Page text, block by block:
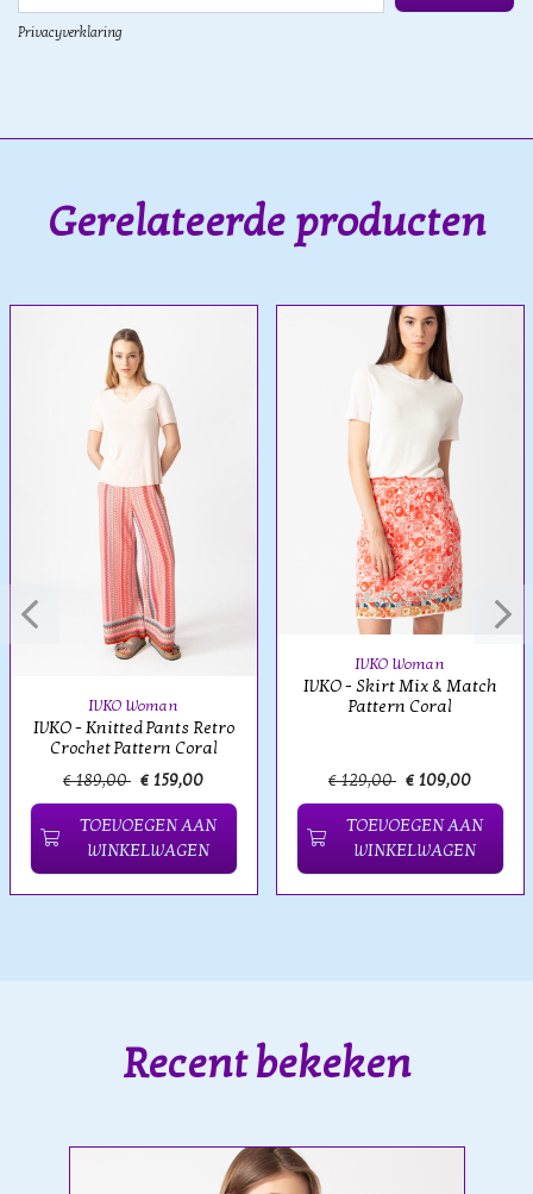
Privacyverklaring
Gerelateerde producten
IVKO Woman
IVKO - Knitted Pants Retro
Crochet Pattern Coral
€ 189,00 € 159,00
TOEVOEGEN AAN
WINKELWAGEN
IVKO Woman
IVKO - Skirt Mix & Match
Pattern Coral
€ 129,00 € 109,00
TOEVOEGEN AAN
WINKELWAGEN
Recent bekeken